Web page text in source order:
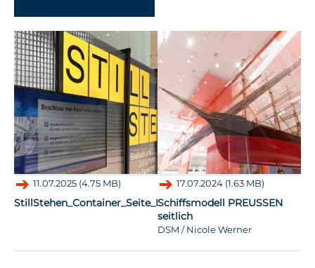
11.07.2025 (4.75 MB)
StillStehen_Container_Seite_Hollmeier_GR.jpg
17.07.2024 (1.63 MB)
Schiffsmodell PREUSSEN
seitlich
DSM / Nicole Werner